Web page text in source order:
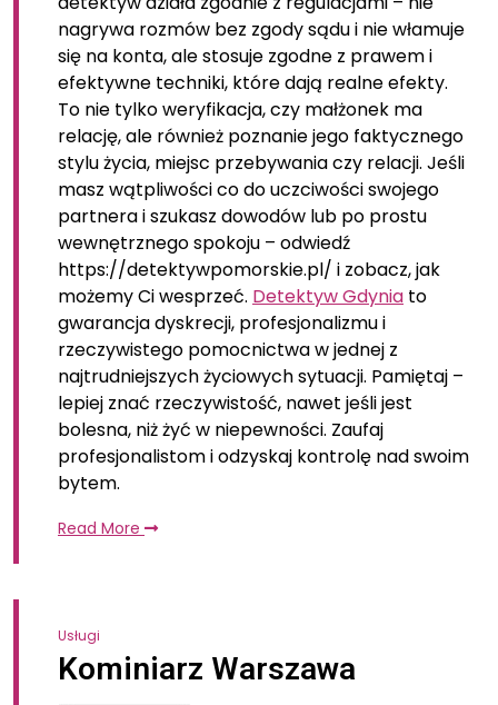
nagrywa rozmów bez zgody sądu i nie włamuje
się na konta, ale stosuje zgodne z prawem i
efektywne techniki, które dają realne efekty.
To nie tylko weryfikacja, czy małżonek ma
relację, ale również poznanie jego faktycznego
stylu życia, miejsc przebywania czy relacji. Jeśli
masz wątpliwości co do uczciwości swojego
partnera i szukasz dowodów lub po prostu
wewnętrznego spokoju – odwiedź
https://detektywpomorskie.pl/ i zobacz, jak
możemy Ci wesprzeć. Detektyw Gdynia to
gwarancja dyskrecji, profesjonalizmu i
rzeczywistego pomocnictwa w jednej z
najtrudniejszych życiowych sytuacji. Pamiętaj –
lepiej znać rzeczywistość, nawet jeśli jest
bolesna, niż żyć w niepewności. Zaufaj
profesjonalistom i odzyskaj kontrolę nad swoim
bytem.
Read More
Usługi
Kominiarz Warszawa